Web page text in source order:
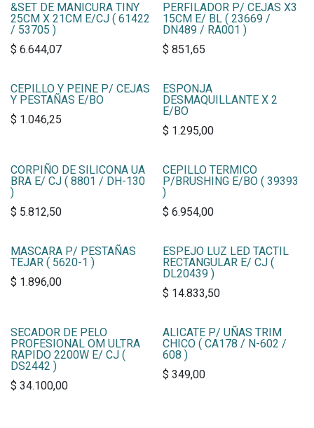
&SET DE MANICURA TINY
25CM X 21CM E/CJ ( 61422
/ 53705 )
$ 6.644,07
PERFILADOR P/ CEJAS X3
15CM E/ BL ( 23669 /
DN489 / RA001 )
$ 851,65
CEPILLO Y PEINE P/ CEJAS
Y PESTAÑAS E/BO
$ 1.046,25
ESPONJA
DESMAQUILLANTE X 2
E/BO
$ 1.295,00
CORPIÑO DE SILICONA UA
BRA E/ CJ ( 8801 / DH-130
)
$ 5.812,50
CEPILLO TERMICO
P/BRUSHING E/BO ( 39393
)
$ 6.954,00
MASCARA P/ PESTAÑAS
TEJAR ( 5620-1 )
$ 1.896,00
ESPEJO LUZ LED TACTIL
RECTANGULAR E/ CJ (
DL20439 )
$ 14.833,50
SECADOR DE PELO
PROFESIONAL OM ULTRA
RAPIDO 2200W E/ CJ (
DS2442 )
$ 34.100,00
ALICATE P/ UÑAS TRIM
CHICO ( CA178 / N-602 /
608 )
$ 349,00